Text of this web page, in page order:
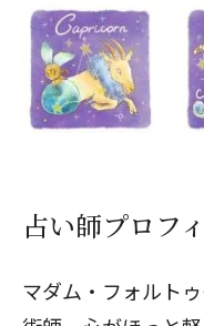
占い師プロフ
マダム・フォルト